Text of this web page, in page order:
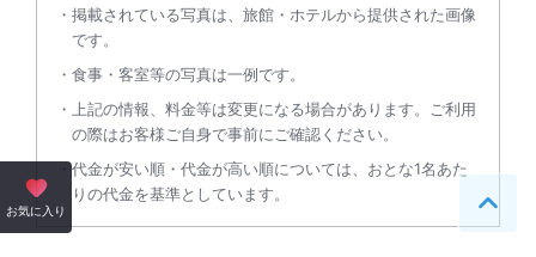
掲載されている写真は、旅館・ホテルから提供された画像
です。
食事・客室等の写真は一例です。
上記の情報、料金等は変更になる場合があります。ご利用
の際はお客様ご自身で事前にご確認ください。
代金が安い順・代金が高い順については、おとな1名あた
りの代金を基準としています。
お気に入り ペー